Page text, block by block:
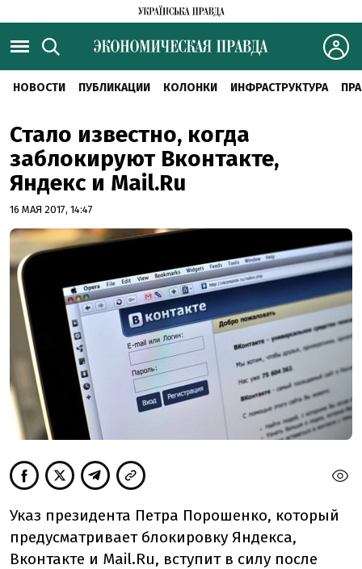
НОВОСТИ ПУБЛИКАЦИИ КОЛОНКИ ИНФРАСТРУКТУРА
Стало известно, когда
заблокируют Вконтакте,
Яндекс и Mail.Ru
16 МАЯ 2017, 14:47
Указ президента Петра Порошенко, который
предусматривает блокировку Яндекса,
Вконтакте и Mail.Ru, вступит в силу после